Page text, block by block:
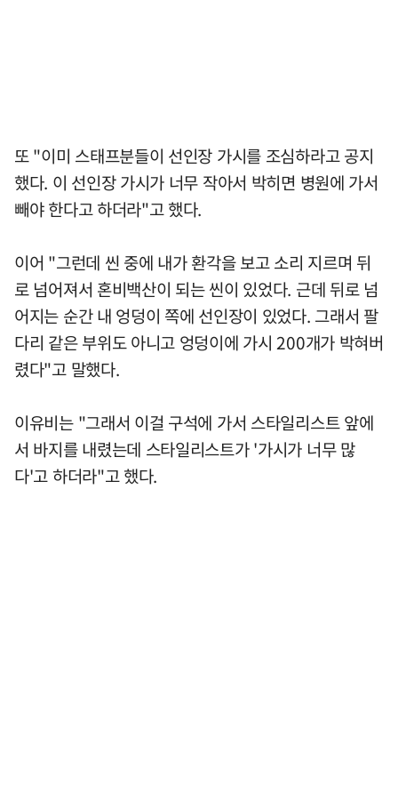
또 "이미 스태프분들이 선인장 가시를 조심하라고 공지
했다. 이 선인장 가시가 너무 작아서 박히면 병원에 가서
빼야 한다고 하더라"고 했다.
이어 "그런데 씬 중에 내가 환각을 보고 소리 지르며 뒤
로 넘어져서 혼비백산이 되는 씬이 있었다. 근데 뒤로 넘
어지는 순간 내 엉덩이 쪽에 선인장이 있었다. 그래서 팔
다리 같은 부위도 아니고 엉덩이에 가시 200개가 박혀버
렸다"고 말했다.
이유비는 "그래서 이걸 구석에 가서 스타일리스트 앞에
서 바지를 내렸는데 스타일리스트가 '가시가 너무 많
다'고 하더라"고 했다.